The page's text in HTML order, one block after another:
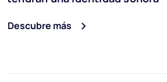
Descubre más